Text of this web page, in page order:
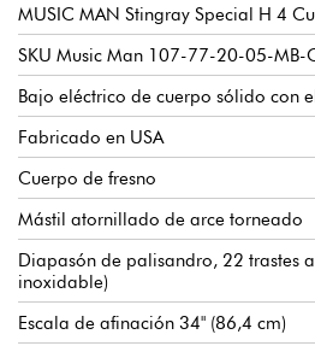
MUSIC MAN Stingray Special H 4
SKU Music Man 107-77-20-05-MB-
Bajo eléctrico de cuerpo sólido con
Fabricado en USA
Cuerpo de fresno
Mástil atornillado de arce torneado
Diapasón de palisandro, 22 trastes
inoxidable)
Escala de afinación 34" (86,4 cm)